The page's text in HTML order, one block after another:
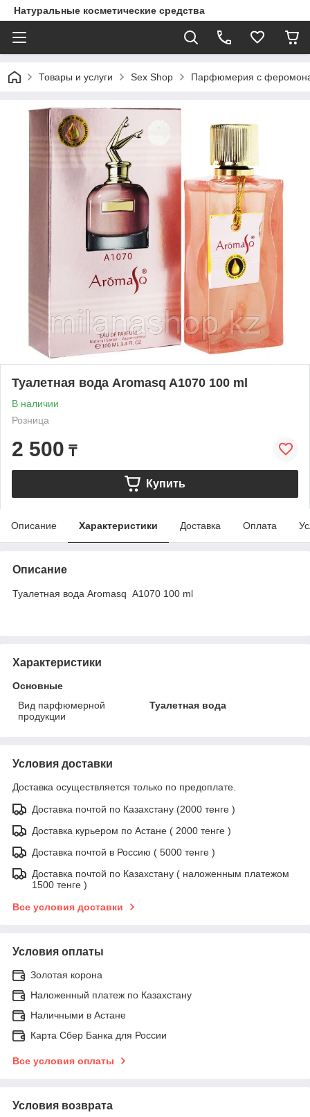
Натуральные косметические средства
Товары и услуги Sex Shop Парфюмерия с
Туалетная вода Aromasq A1070 100 ml
В наличии
Розница
2 500 ₸
Купить
Описание Характеристики Доставка Оплата
Описание
Туалетная вода Aromasq A1070 100 ml
Характеристики
Основные
Вид парфюмерной
продукции
Туалетная вода
Условия доставки
Доставка осуществляется только по предоплате.
Доставка почтой по Казахстану (2000 тенге )
Доставка курьером по Астане ( 2000 тенге )
Доставка почтой в Россию ( 5000 тенге )
Доставка почтой по Казахстану ( наложенным платежом
1500 тенге )
Все условия доставки
Условия оплаты
Золотая корона
Наложенный платеж по Казахстану
Наличными в Астане
Карта Сбер Банка для России
Все условия оплаты
Условия возврата